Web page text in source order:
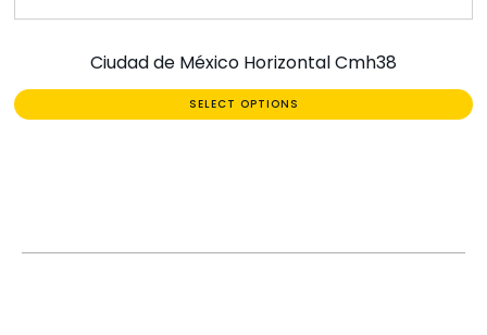
Ciudad de México Horizontal Cmh38
SELECT OPTIONS